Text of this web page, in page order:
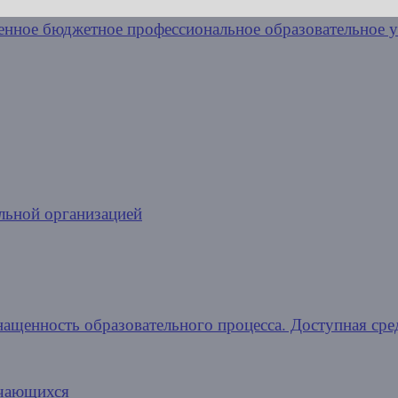
организацией
образовательного процесса. Доступная